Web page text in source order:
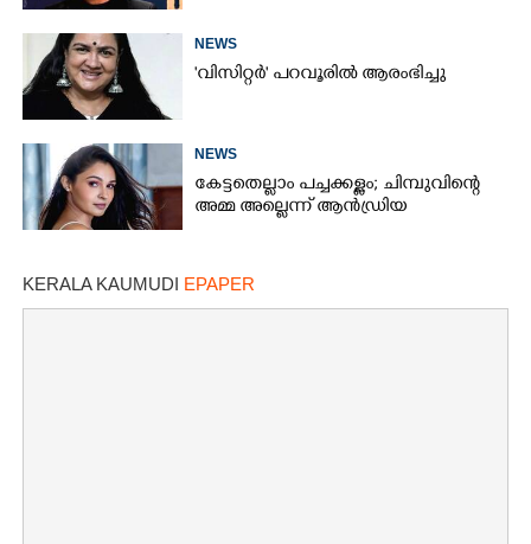
NEWS
'വിസിറ്റർ' പറവൂരിൽ ആരംഭിച്ചു
NEWS
കേട്ടതെല്ലാം പച്ചക്കള്ളം; ചിമ്പുവിന്റെ
അമ്മ അല്ലെന്ന് ആൻഡ്രിയ
KERALA KAUMUDI EPAPER